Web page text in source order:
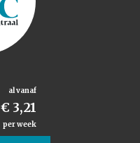
al vanaf
€ 3,21
per week